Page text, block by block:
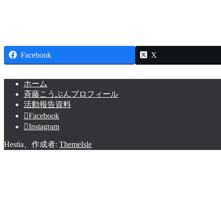
Facebook X
ホーム
斉藤こうぶんプロフィール
活動報告資料
Facebook
Instagram
Hestia、作成者: ThemeIsle